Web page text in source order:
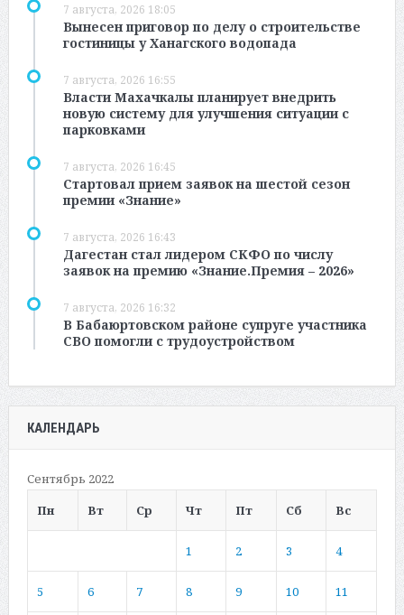
7 августа, 2026 18:05
Вынесен приговор по делу о строительстве
гостиницы у Ханагского водопада
7 августа, 2026 16:55
Власти Махачкалы планирует внедрить
новую систему для улучшения ситуации с
парковками
7 августа, 2026 16:45
Стартовал прием заявок на шестой сезон
премии «Знание»
7 августа, 2026 16:43
Дагестан стал лидером СКФО по числу
заявок на премию «Знание.Премия – 2026»
7 августа, 2026 16:32
В Бабаюртовском районе супруге участника
СВО помогли с трудоустройством
КАЛЕНДАРЬ
Сентябрь 2022
Пн
Вт Ср Чт Пт Сб Вс
1 2 3 4
5 6 7 8 9 10 11